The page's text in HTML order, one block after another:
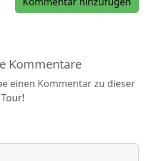
Kommentare
einen Kommentar zu dieser
Tour!